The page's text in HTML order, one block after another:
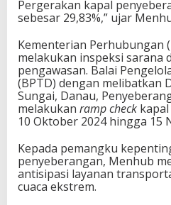
Pergerakan kapal
sebesar 29,83%,” ujar
Kementerian Perhubungan
melakukan inspeksi sarana
pengawasan. Balai
(BPTD) dengan melibatkan
Sungai, Danau,
melakukan ramp check
10 Oktober 2024 hingga 15
Kepada pemangku
penyeberangan, Menhub
antisipasi layanan
cuaca ekstrem.